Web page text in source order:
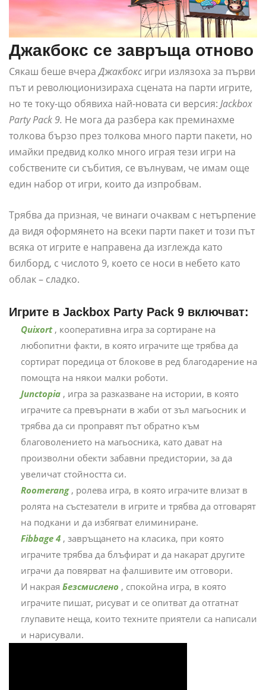
Джакбокс се завръща отново
Сякаш беше вчераДжакбокс игри излязоха за първи
път и революционизираха сцената на парти игрите,
но те току-що обявиха най-новата си версия: Jackbox
Party Pack 9. Не мога да разбера как преминахме
толкова бързо през толкова много парти пакети, но
имайки предвид колко много играя тези игри на
собствените си събития, се вълнувам, че имам още
един набор от игри, които да изпробвам.
Трябва да призная, че винаги очаквам с нетърпение
да видя оформянето на всеки парти пакет и този път
всяка от игрите е направена да изглежда като
билборд, с числото 9, което се носи в небето като
облак – сладко.
Игрите в Jackbox Party Pack 9 включват:
Quixort , кооперативна игра за сортиране на
любопитни факти, в която играчите ще трябва да
сортират поредица от блокове в ред благодарение на
помощта на някои малки роботи.
Junctopia , игра за разказване на истории, в която
играчите са превърнати в жаби от зъл магьосник и
трябва да си проправят път обратно към
благоволението на магьосника, като дават на
произволни обекти забавни предистории, за да
увеличат стойността си.
Roomerang , ролева игра, в която играчите влизат в
ролята на състезатели в игрите и трябва да отговарят
на подкани и да избягват елиминиране.
Fibbage 4 , завръщането на класика, при която
играчите трябва да блъфират и да накарат другите
играчи да повярват на фалшивите им отговори.
И накрая Безсмислено , спокойна игра, в която
играчите пишат, рисуват и се опитват да отгатнат
глупавите неща, които техните приятели са написали
и нарисували.